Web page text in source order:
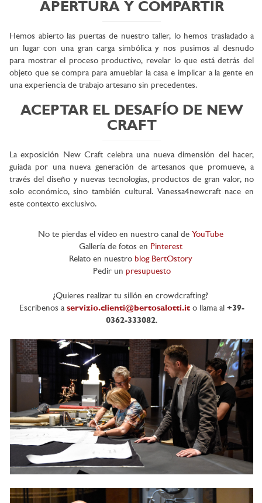
APERTURA Y COMPARTIR
Hemos abierto las puertas de nuestro taller, lo hemos trasladado a
un lugar con una gran carga simbólica y nos pusimos al desnudo
para mostrar el proceso productivo, revelar lo que está detrás del
objeto que se compra para amueblar la casa e implicar a la gente en
una experiencia de trabajo artesano sin precedentes.
ACEPTAR EL DESAFÍO DE NEW
CRAFT
La exposición New Craft celebra una nueva dimensión del hacer,
guiada por una nueva generación de artesanos que promueve, a
través del diseño y nuevas tecnologías, productos de gran valor, no
solo económico, sino también cultural. Vanessa4newcraft nace en
este contexto exclusivo.
No te pierdas el vídeo en nuestro canal de YouTube
Gallería de fotos en Pinterest
Relato en nuestro blog BertOstory
Pedir un presupuesto
¿Quieres realizar tu sillón en crowdcrafting?
Escríbenos a servizio.clienti@bertosalotti.ito llama al +39-
0362-333082.